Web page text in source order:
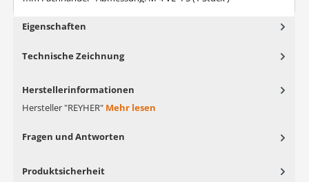
Eigenschaften
Technische Zeichnung
Herstellerinformationen
Hersteller "REYHER" Mehr lesen
Fragen und Antworten
Produktsicherheit